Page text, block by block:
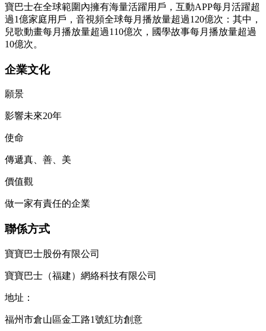
寶巴士在全球範圍內擁有海量活躍用戶，互動APP每月活躍超
過1億家庭用戶，音視頻全球每月播放量超過120億次：其中，
兒歌動畫每月播放量超過110億次，國學故事每月播放量超過
10億次。
企業文化
願景
影響未來20年
使命
傳遞真、善、美
價值觀
做一家有責任的企業
聯係方式
寶寶巴士股份有限公司
寶寶巴士（福建）網絡科技有限公司
地址：
福州市倉山區金工路1號紅坊創意